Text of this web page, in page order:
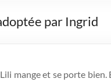
par Ingrid
Lili mange et se porte